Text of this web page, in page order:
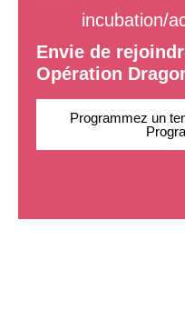
incubation/
Envie de
Opération
Programmez un